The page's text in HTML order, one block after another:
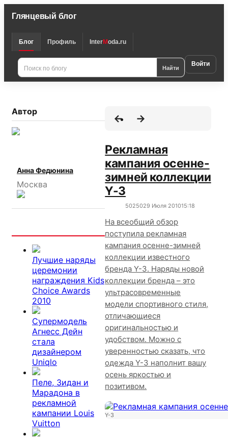
Глянцевый блог
Блог Профиль InterModa.ru
Найти Войти
Автор
Анна Федюнина
Москва
Лучшие наряды
церемонии
награждения Kids
Choice Awards
2010
Супермодель
Агнесс Дейн
стала
дизайнером
Uniqlo
Пеле, Зидан и
Марадона в
рекламной
кампании Louis
Vuitton
Рекламная
кампания осенне-
зимней коллекции
Y-3
5025029 Июля 201015:18
На всеобщий обзор
поступила рекламная
кампания осенне-зимней
коллекции известного
бренда Y-3. Наряды новой
коллекции бренда – это
ультрасовременные
модели спортивного стиля,
отличающиеся
оригинальностью и
удобством. Можно с
уверенностью сказать, что
одежда Y-3 наполнит вашу
осень яркостью и
позитивом.
Y-3